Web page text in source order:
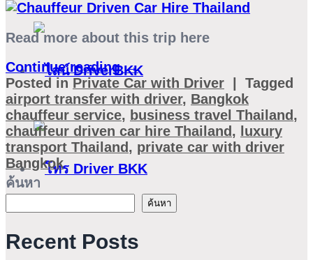
Read more about this trip here
Continue reading→
Posted in Private Car with Driver
Tagged
airport transfer with driver, Bangkok
chauffeur service, business travel Thailand ,
chauffeur driven car hire Thailand ,
luxury
transport Thailand , private car with driver
Bangkok
ค้นหา
ค้นหา
Recent Posts